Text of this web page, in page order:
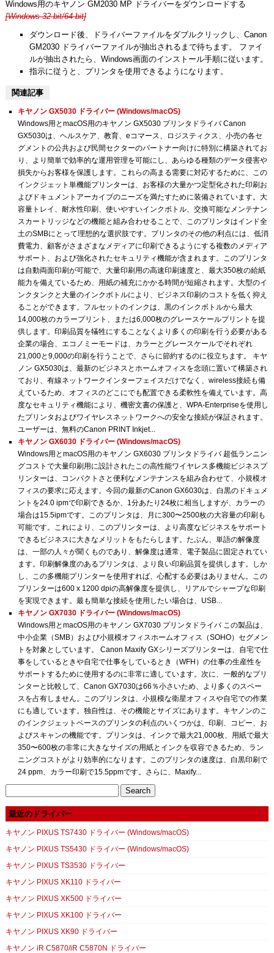
Windows用のキヤノン GM2030 MP ドライバーをダウンロードする
[Windows 32-bit/64-bit]
ダウンロード後、ドライバーファイルをダブルクリックし、Canon
GM2030 ドライバーファイルが抽出されるまで待ちます。 ファイ
ルが抽出されたら、Windows画面のインストール手順に従います。
指示に従うと、プリンタを使用できるようになります。
関連記事
キヤノン GX5030 ドライバー (Windows/macOS)
Windows用とmacOS用のキヤノン GX5030 プリンタドライバ Canon
GX5030は、ヘルスケア、教育、eコマース、ロジスティクス、小売の各セ
グメントの公共および民間セクターのパートナー向けに特別に構築されてお
り、より簡単で効率的な運用管理を可能にし、あらゆる種類のデータ侵害や
損失からお客様を保護します。これらの高まる需要に対応するために、この
インクジェット単機能プリンターは、お客様の大量かつ定型化された印刷お
よびドキュメントアーカイブのニーズを満たすために装備されています。大
容量トレイ、耐水性印刷、使いやすいインクボトル、交換可能なメンテナン
スカートリッジなどの機能と組み合わせることで、このプリンタはインド全
土のSMBにとって理想的な選択肢です。プリンタのその他の利点には、低消
費電力、顧客がさまざまなメディアに印刷できるようにする複数のメディア
サポート、および強化されたセキュリティ機能が含まれます。このプリンタ
は自動両面印刷が可能で、大量印刷用の高速印刷速度と、最大350枚の給紙
能力を備えているため、用紙の補充にかかる時間が短縮されます。大型のイ
ンクタンクと大量のインクボトルにより、ビジネス印刷のコストを低く抑え
ることができます。フルセットのインクは、黒のインクボトルから最大
14,000枚のカラープリント、または6,000枚のグレースケールプリントを提
供します。印刷品質を犠牲にすることなくより多くの印刷を行う必要がある
企業の場合、エコノミーモードは、カラーとグレースケールでそれぞれ
21,000と9,000の印刷を行うことで、さらに節約するのに役立ちます。 キヤ
ノン GX5030は、最新のビジネスとホームオフィスを念頭に置いて構築され
ており、有線ネットワークインターフェイスだけでなく、wireless接続も備
えているため、オフィスのどこにでも配置できる柔軟性を備えています。高
度なセキュリティ機能により、機密文書の保護と、WPA-Enterpriseを使用し
たプリンタおよびワイヤレスネットワークへの安全な接続が保証されます。
ユーザーは、無料のCanon PRINT Inkjet...
キヤノン GX6030 ドライバー (Windows/macOS)
Windows用とmacOS用のキヤノン GX6030 プリンタドライバ 超低ランニン
グコストで大量印刷用に設計されたこの高性能ワイヤレス多機能ビジネスプ
リンターは、コンパクトさと便利なメンテナンスを組み合わせて、小規模オ
フィスの要求に応えます。今回の最新のCanon GX6030は、白黒のドキュメ
ントを24.0 ipmで印刷できるか、1分あたり24枚に相当しますが、カラーの
場合は15.5ipmです。このプリンタは、月に300〜2500枚の大容量の印刷も
可能です。これにより、このプリンターは、より高度なビジネスをサポート
できるビジネスに大きなメリットをもたらします。たぶん、単語の解像度
は、一部の人々が聞くものであり、解像度は通常、電子製品に固定されてい
ます。印刷解像度のあるプリンタは、より良い印刷品質を提供します。しか
し、この多機能プリンターを使用すれば、心配する必要はありません。この
プリンターは600 x 1200 dpiの高解像度を提供し、リアルでシャープな印刷
を実現できます。最も簡単な接続を使用したい場合は、USB...
キヤノン GX7030 ドライバー (Windows/macOS)
Windows用とmacOS用のキヤノン GX7030 プリンタドライバ この製品は、
中小企業（SMB）および小規模オフィスホームオフィス（SOHO）セグメン
トを対象としています。 Canon Maxify GXシリーズプリンターは、自宅で仕
事をしているときや自宅で仕事をしているとき（WFH）の仕事の生産性を
サポートするために使用するのに非常に適しています。次に、一般的なプリ
ンターと比較して、Canon GX7030は66％小さいため、より多くのスペー
スを占有しません。このプリンタは、小規模な衛星オフィスや自宅での作業
にも適しています。独自性は、その機能とサイズにあります。キヤノンのこ
のインクジェットベースのプリンタの利点のいくつかは、印刷、コピー、お
よびスキャンの機能です。プリンタは、インクで最大21,000枚、用紙で最大
350〜600枚の非常に大きなサイズの用紙とインクを収容できるため、ラン
ニングコストがより効率的になります。このプリンタの速度は、白黒印刷で
24 ppm、カラー印刷で15.5ppmです。さらに、Maxify...
最近のドライバー
キヤノン PIXUS TS7430 ドライバー (Windows/macOS)
キヤノン PIXUS TS5430 ドライバー (Windows/macOS)
キヤノン PIXUS TS3530 ドライバー
キヤノン PIXUS XK110 ドライバー
キヤノン PIXUS XK500 ドライバー
キヤノン PIXUS XK100 ドライバー
キヤノン PIXUS XK90 ドライバー
キヤノン iR C5870/iR C5870N ドライバー